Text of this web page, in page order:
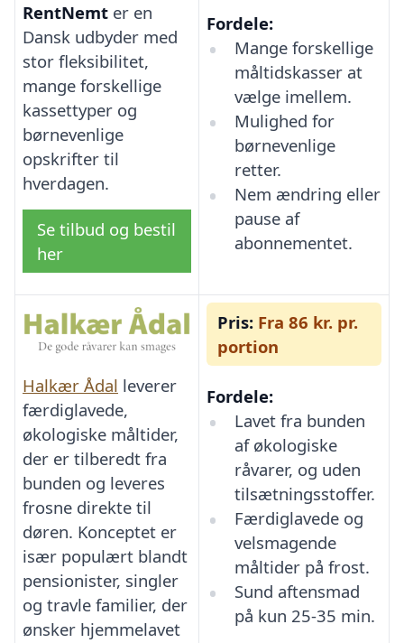
RentNemt er en
Dansk udbyder med
stor fleksibilitet,
mange forskellige
kassettyper og
børnevenlige
opskrifter til
hverdagen.
Se tilbud og bestil
her
Fordele:
Mange forskellige
måltidskasser at
vælge imellem.
Mulighed for
børnevenlige
retter.
Nem ændring eller
pause af
abonnementet.
Halkær Ådal leverer
færdiglavede,
økologiske måltider,
der er tilberedt fra
bunden og leveres
frosne direkte til
døren. Konceptet er
især populært blandt
pensionister, singler
og travle familier, der
ønsker hjemmelavet
Pris: Fra 86 kr. pr.
portion
Fordele:
Lavet fra bunden
af økologiske
råvarer, og uden
tilsætningsstoffer.
Færdiglavede og
velsmagende
måltider på frost.
Sund aftensmad
på kun 25-35 min.